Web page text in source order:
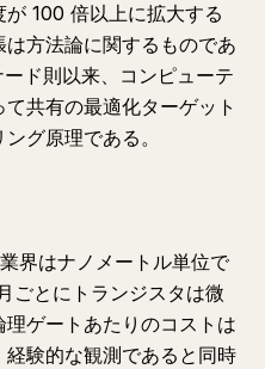
100 倍以上に拡大する
方法論に関するものであ
ド則以来、コンピューテ
共有の最適化ターゲット
グ原理である。
界はナノメートル単位で
ごとにトランジスタは微
ゲートあたりのコストは
験的な観測であると同時